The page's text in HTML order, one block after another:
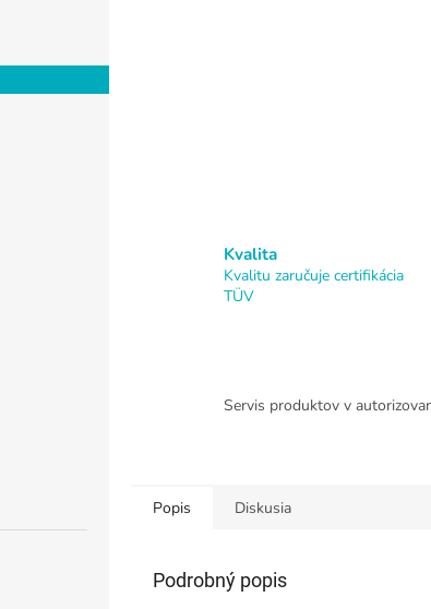
Kvalita
Kvalitu zaručuje certifikácia
TÜV
Servis produktov v
Popis Diskusia
Podrobný popis